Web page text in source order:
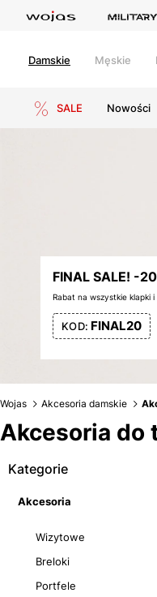
Damskie Męskie
SALE Nowości
FINAL SALE! -
Rabat na wszystkie klapki
KOD: FINAL20
Wojas Akcesoria damskie
Akcesoria do
Kategorie
Akcesoria
Wizytowe
Breloki
Portfele